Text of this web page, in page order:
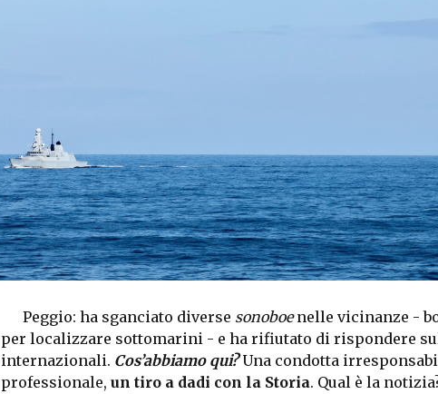
Peggio: ha sganciato diverse sonoboenelle vicinanze -
per localizzare sottomarini - e ha rifiutato di rispondere
internazionali. Cos’abbiamo qui?Una condotta
professionale, un tiro a dadi con la Storia. Qual è la